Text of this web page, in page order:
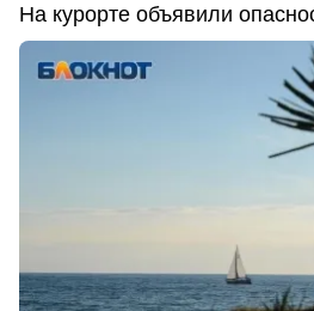
На курорте объявили